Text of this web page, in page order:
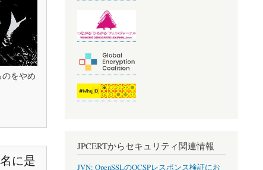
をやめ
に是
JPCERTからセキュリティ関連情報
JVN: OpenSSLのOCSPレスポンス検証にお